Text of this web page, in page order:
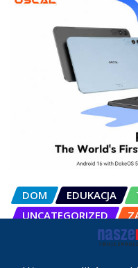
DOM EDUKACJA
UNCATEGORIZED
OSCAL Pad